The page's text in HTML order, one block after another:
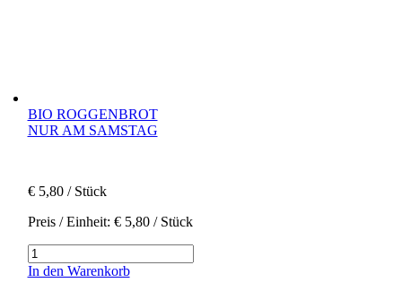
BIO ROGGENBROT
NUR AM SAMSTAG
€5,80/ Stück
Preis / Einheit: €5,80/ Stück
Bio
Roggenbrot
In den Warenkorb